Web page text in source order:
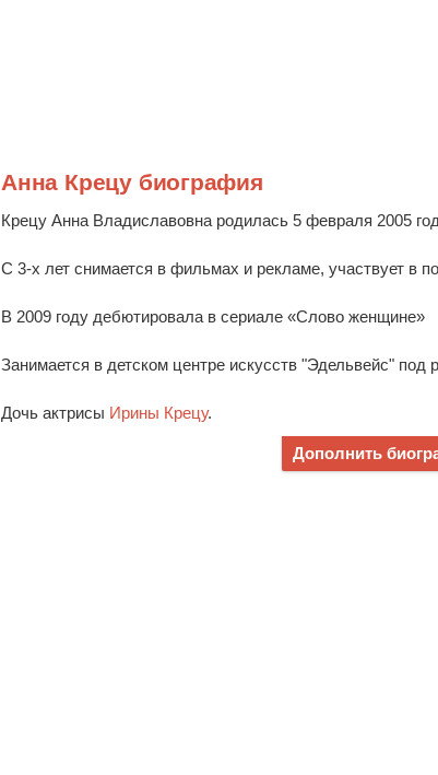
Анна Крецу биография
Крецу Анна Владиславовна родилась 5 февраля 2005
С 3-х лет снимается в фильмах и рекламе, участвует в
В 2009 году дебютировала в сериале «Слово женщине»
Занимается в детском центре искусств "Эдельвейс" под
Дочь актрисы Ирины Крецу.
Дополнить